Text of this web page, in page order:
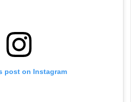
post on Instagram